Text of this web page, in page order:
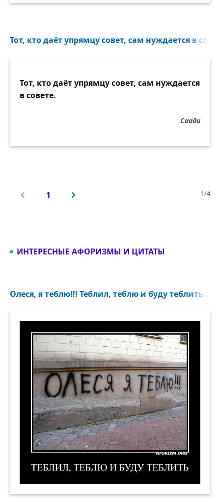
Тот, кто даёт упрямцу совет, сам нуждается в
Тот, кто даёт упрямцу совет, сам нуждается
в совете.
Саади
1/4
1
ИНТЕРЕСНЫЕ АФОРИЗМЫ И ЦИТАТЫ
Олеся, я теблю!!! Теблил, теблю и буду теблить...